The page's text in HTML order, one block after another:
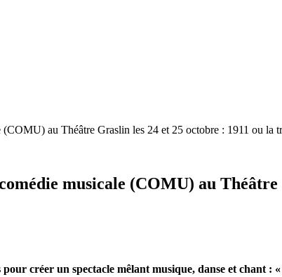
au Théâtre Graslin les 24 et 25 octobre : 1911 ou la
musicale (COMU) au
créer un spectacle mêlant musique, danse et chant